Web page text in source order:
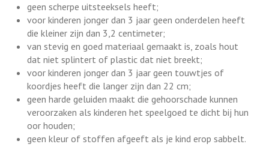
geen scherpe uitsteeksels heeft;
voor kinderen jonger dan 3 jaar geen onderdelen heeft
die kleiner zijn dan 3,2 centimeter;
van stevig en goed materiaal gemaakt is, zoals hout
dat niet splintert of plastic dat niet breekt;
voor kinderen jonger dan 3 jaar geen touwtjes of
koordjes heeft die langer zijn dan 22 cm;
geen harde geluiden maakt die gehoorschade kunnen
veroorzaken als kinderen het speelgoed te dicht bij hun
oor houden;
geen kleur of stoffen afgeeft als je kind erop sabbelt.